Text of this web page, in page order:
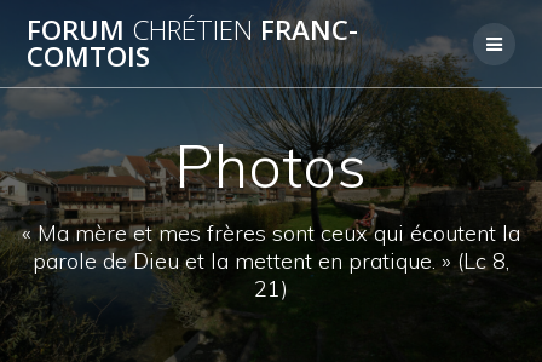
Skip
to
content
FORUM CHRÉTIEN FRANC-
COMTOIS
Photos
« Ma mère et mes frères sont ceux qui écoutent la
parole de Dieu et la mettent en pratique. » (Lc 8,
21)